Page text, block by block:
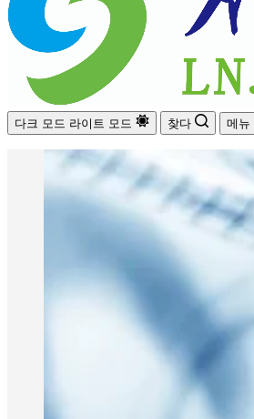
다크 모드 라이트 모드 찾다 메뉴